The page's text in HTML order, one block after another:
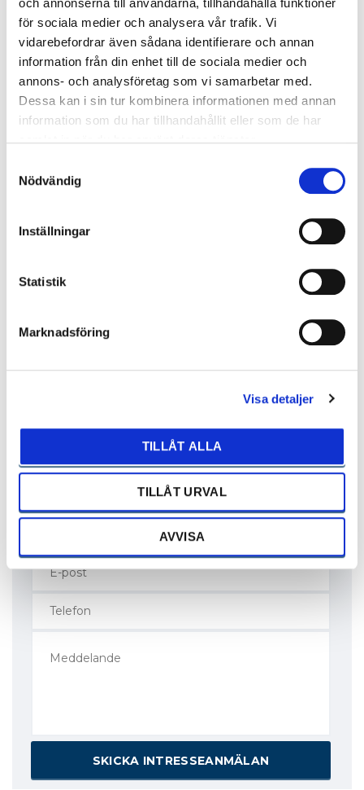
för sociala medier och analysera vår trafik. Vi
vidarebefordrar även sådana identifierare och annan
information från din enhet till de sociala medier och
annons- och analysföretag som vi samarbetar med.
Dessa kan i sin tur kombinera informationen med annan
information som du har tillhandahållit eller som de har
samlat in när du har använt deras tjänster.
Nödvändig
Inställningar
Statistik
Marknadsföring
Visa detaljer
TILLÅT ALLA
TILLÅT URVAL
AVVISA
498.750 kr
MÄTARSTÄLLNING
Gävle
026-54 53 60